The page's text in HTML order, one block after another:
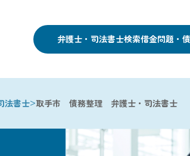
弁護士・司法書士検索借金問題・
書士>取手市 債務整理 弁護士・司法書士